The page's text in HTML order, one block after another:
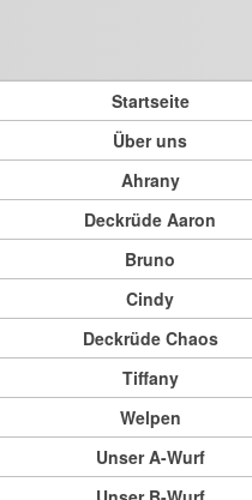
Startseite
Über uns
Ahrany
Deckrüde Aaron
Bruno
Cindy
Deckrüde Chaos
Tiffany
Welpen
Unser A-Wurf